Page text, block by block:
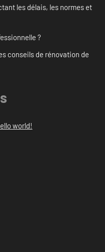
les délais, les normes et
?
conseils de rénovation de
world!